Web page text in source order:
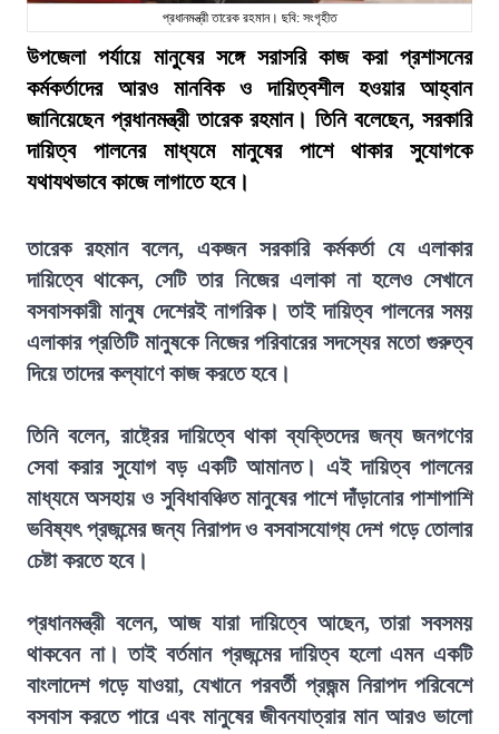
প্রধানমন্ত্রী তারেক রহমান। ছবি: সংগৃহীত
উপজেলা পর্যায়ে মানুষের সঙ্গে সরাসরি কাজ করা প্রশাসনের
কর্মকর্তাদের আরও মানবিক ও দায়িত্বশীল হওয়ার আহ্বান
জানিয়েছেন প্রধানমন্ত্রী তারেক রহমান। তিনি বলেছেন, সরকারি
দায়িত্ব পালনের মাধ্যমে মানুষের পাশে থাকার সুযোগকে
যথাযথভাবে কাজে লাগাতে হবে।
তারেক রহমান বলেন, একজন সরকারি কর্মকর্তা যে এলাকার
দায়িত্বে থাকেন, সেটি তার নিজের এলাকা না হলেও সেখানে
বসবাসকারী মানুষ দেশেরই নাগরিক। তাই দায়িত্ব পালনের সময়
এলাকার প্রতিটি মানুষকে নিজের পরিবারের সদস্যের মতো গুরুত্ব
দিয়ে তাদের কল্যাণে কাজ করতে হবে।
তিনি বলেন, রাষ্ট্রের দায়িত্বে থাকা ব্যক্তিদের জন্য জনগণের
সেবা করার সুযোগ বড় একটি আমানত। এই দায়িত্ব পালনের
মাধ্যমে অসহায় ও সুবিধাবঞ্চিত মানুষের পাশে দাঁড়ানোর পাশাপাশি
ভবিষ্যৎ প্রজন্মের জন্য নিরাপদ ও বসবাসযোগ্য দেশ গড়ে তোলার
চেষ্টা করতে হবে।
প্রধানমন্ত্রী বলেন, আজ যারা দায়িত্বে আছেন, তারা সবসময়
থাকবেন না। তাই বর্তমান প্রজন্মের দায়িত্ব হলো এমন একটি
বাংলাদেশ গড়ে যাওয়া, যেখানে পরবর্তী প্রজন্ম নিরাপদ পরিবেশে
বসবাস করতে পারে এবং মানুষের জীবনযাত্রার মান আরও ভালো